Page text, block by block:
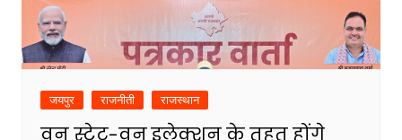
जयपुर राजनीती राजस्थान